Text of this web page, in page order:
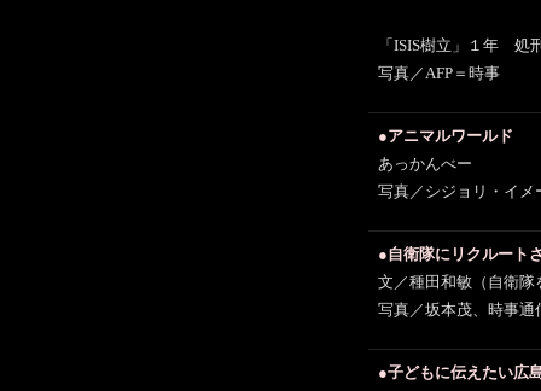
「ISIS樹立」１年 処
写真／AFP＝時事
●アニマルワールド
あっかんべー
写真／シジョリ・イ
●自衛隊にリクルート
文／種田和敏（自衛
写真／坂本茂、時事通
●子どもに伝えたい広